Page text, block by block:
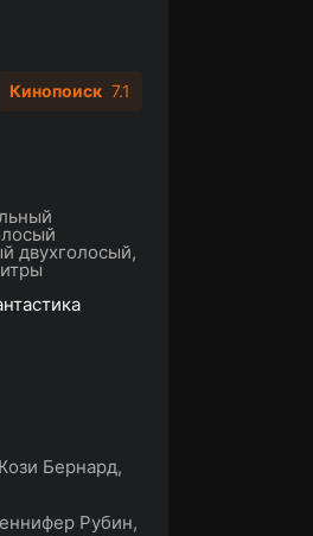
двухголосый,
Бернард,
Рубин,
Кинопоиск 7.1